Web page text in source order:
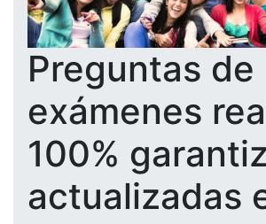
Preguntas de
exámenes
100%
actualizadas